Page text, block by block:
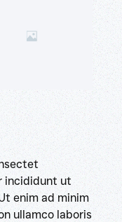
incididunt ut
enim ad minim
ullamco laboris